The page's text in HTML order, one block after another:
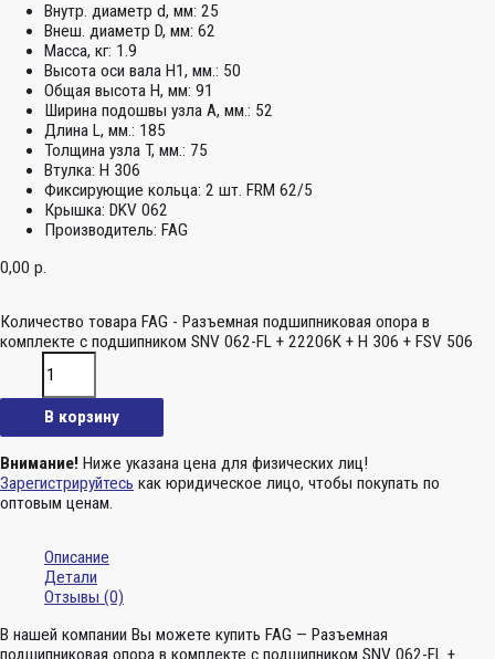
Внутр. диаметр d, мм: 25
Внеш. диаметр D, мм: 62
Масса, кг: 1.9
Высота оси вала H1, мм.: 50
Общая высота H, мм: 91
Ширина подошвы узла А, мм.: 52
Длина L, мм.: 185
Толщина узла T, мм.: 75
Втулка: H 306
Фиксирующие кольца: 2 шт. FRM 62/5
Крышка: DKV 062
Производитель: FAG
0,00 р.
Количество товара FAG - Разъемная подшипниковая опора в
комплекте с подшипником SNV 062-FL + 22206K + H 306 + FSV 506
В корзину
Внимание! Ниже указана цена для физических лиц!
Зарегистрируйтесь как юридическое лицо, чтобы покупать по
оптовым ценам.
Описание
Детали
Отзывы (0)
В нашей компании Вы можете купить FAG — Разъемная
подшипниковая опора в комплекте с подшипником SNV 062-FL +